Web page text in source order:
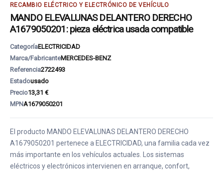
RECAMBIO ELÉCTRICO Y ELECTRÓNICO DE VEHÍCULO
MANDO ELEVALUNAS DELANTERO DERECHO
A1679050201: pieza eléctrica usada compatible
CategoríaELECTRICIDAD
Marca/FabricanteMERCEDES-BENZ
Referencia2722493
Estadousado
Precio13,31 €
MPNA1679050201
El producto MANDO ELEVALUNAS DELANTERO DERECHO
A1679050201 pertenece a ELECTRICIDAD, una familia cada vez
más importante en los vehículos actuales. Los sistemas
eléctricos y electrónicos intervienen en arranque, confort,